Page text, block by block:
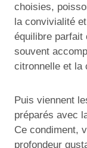
choisies,
la convivialité
équilibre parfait
souvent
citronnelle et la
Puis viennent
préparés avec
Ce condiment,
profondeur